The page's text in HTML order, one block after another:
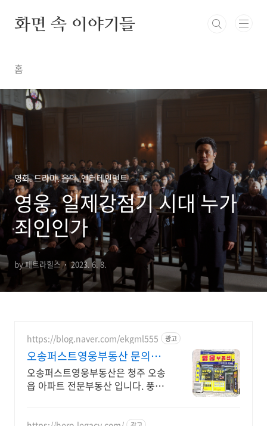
화면 속 이야기들
홈
영화. 드라마. 음악. 엔터테인먼트
영웅, 일제강점기 시대 누가
죄인인가
by 페트라힐스 2023. 6. 8.
https://blog.naver.com/ekgml555 광고
오송퍼스트영웅부동산 문의
O10 5428 2339
오송퍼스트영웅부동산은 청주 오송
읍 아파트 전문부동산 입니다. 풍부